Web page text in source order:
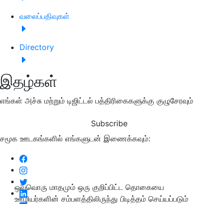
வலைப்பதிவுகள்
Directory
இதழ்கள்
எங்கள் அச்சு மற்றும் டிஜிட்டல் பத்திரிகைகளுக்கு குழுசேரவும்
Subscribe
சமூக ஊடகங்களில் எங்களுடன் இணைக்கவும்:
ஒவ்வொரு மாதமும் ஒரு குறிப்பிட்ட தொகையை
ஊழியர்களின் சம்பளத்திலிருந்து பிடித்தம் செய்யப்படும்